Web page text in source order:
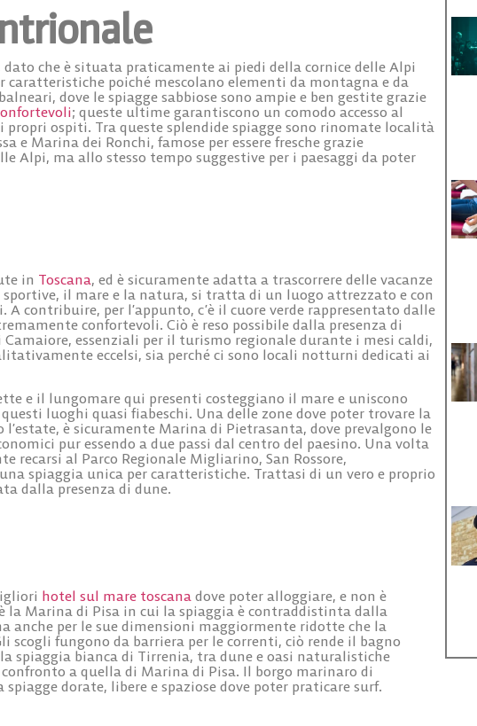
dato che è situata praticamente ai piedi della cornice delle Alpi
caratteristiche poiché mescolano elementi da montagna e da
, dove le spiagge sabbiose sono ampie e ben gestite grazie
; queste ultime garantiscono un comodo accesso al
ospiti. Tra queste splendide spiagge sono rinomate località
e Marina dei Ronchi, famose per essere fresche grazie
Alpi, ma allo stesso tempo suggestive per i paesaggi da poter
in Toscana, ed è sicuramente adatta a trascorrere delle vacanze
il mare e la natura, si tratta di un luogo attrezzato e con
contribuire, per l’appunto, c’è il cuore verde rappresentato dalle
confortevoli. Ciò è reso possibile dalla presenza di
Camaiore, essenziali per il turismo regionale durante i mesi caldi,
eccelsi, sia perché ci sono locali notturni dedicati ai
e il lungomare qui presenti costeggiano il mare e uniscono
luoghi quasi fiabeschi. Una delle zone dove poter trovare la
è sicuramente Marina di Pietrasanta, dove prevalgono le
pur essendo a due passi dal centro del paesino. Una volta
recarsi al Parco Regionale Migliarino, San Rossore,
spiaggia unica per caratteristiche. Trattasi di un vero e proprio
dalla presenza di dune.
hotel sul mare toscana dove poter alloggiare, e non è
la Marina di Pisa in cui la spiaggia è contraddistinta dalla
anche per le sue dimensioni maggiormente ridotte che la
scogli fungono da barriera per le correnti, ciò rende il bagno
spiaggia bianca di Tirrenia, tra dune e oasi naturalistiche
a quella di Marina di Pisa. Il borgo marinaro di
dorate, libere e spaziose dove poter praticare surf.